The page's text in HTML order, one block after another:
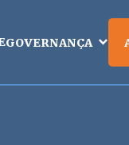
GOVERNANÇA